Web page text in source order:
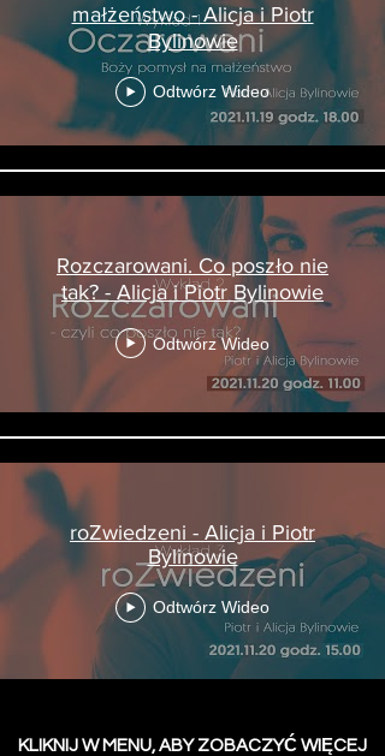
małżeństwo - Alicja i Piotr
Bylinowie
Odtwórz Wideo
Rozczarowani. Co poszło nie
tak? - Alicja i Piotr Bylinowie
Odtwórz Wideo
roZwiedzeni - Alicja i Piotr
Bylinowie
Odtwórz Wideo
KLIKNIJ W MENU, ABY ZOBACZYĆ WIĘCEJ